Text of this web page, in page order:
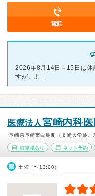
電話
2026年8月14日～15日は休
すが、よ...
医療法人宮崎内科
長崎県長崎市白鳥町（長崎大学駅、
駐車場あり ネット予約
土曜（〜13:00）